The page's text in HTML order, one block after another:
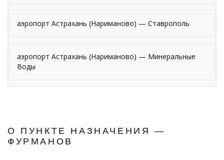
аэропорт Астрахань (Нариманово) — Ставрополь
аэропорт Астрахань (Нариманово) — Минеральные
Воды
О ПУНКТЕ НАЗНАЧЕНИЯ —
ФУРМАНОВ